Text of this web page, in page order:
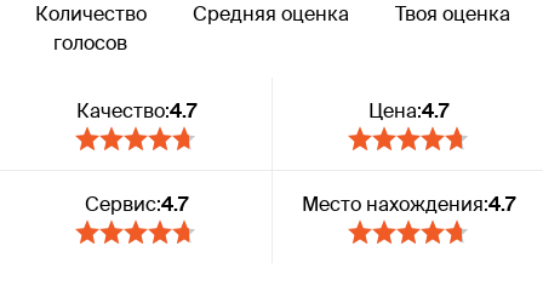
Количество
голосов
Средняя оценка Твоя оценка
Качество:4.7 Цена:4.7
Сервис:4.7 Место нахождения:4.7